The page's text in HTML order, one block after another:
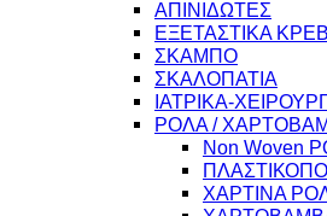
ΑΠΙΝΙΔΩΤΕΣ
ΕΞΕΤΑΣΤΙΚΑ
ΣΚΑΜΠΟ
ΣΚΑΛΟΠΑΤΙΑ
ΙΑΤΡΙΚΑ-
ΡΟΛΑ /
Non Woven
ΧΑΡΤΙΝΑ